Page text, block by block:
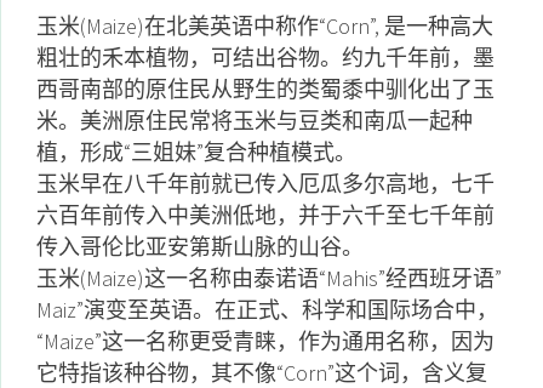
玉米(Maize)在北美英语中称作“Corn”, 是一种高大
粗壮的禾本植物，可结出谷物。约九千年前，墨
西哥南部的原住民从野生的类蜀黍中驯化出了玉
米。美洲原住民常将玉米与豆类和南瓜一起种
植，形成“三姐妹”复合种植模式。
玉米早在八千年前就已传入厄瓜多尔高地，七千
六百年前传入中美洲低地，并于六千至七千年前
传入哥伦比亚安第斯山脉的山谷。
玉米(Maize)这一名称由泰诺语“Mahis”经西班牙语”
Maiz”演变至英语。在正式、科学和国际场合中，
“Maize”这一名称更受青睐，作为通用名称，因为
它特指该种谷物，其不像“Corn”这个词，含义复